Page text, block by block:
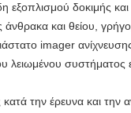
δοκιμής
και θείου,
imager
συστήματος
την έρευνα και την